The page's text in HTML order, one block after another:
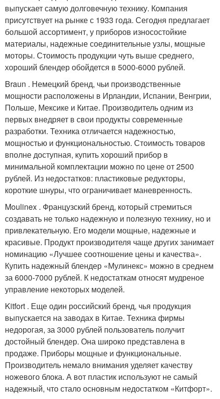
выпускает самую долговечную технику. Компания
присутствует на рынке с 1933 года. Сегодня предлагает
большой ассортимент, у приборов износостойкие
материалы, надежные соединительные узлы, мощные
моторы. Стоимость продукции чуть выше среднего,
хороший блендер обойдется в 5000-6000 рублей.
Braun . Немецкий бренд, чьи производственные
мощности расположены в Ирландии, Испании, Венгрии,
Польше, Мексике и Китае. Производитель одним из
первых внедряет в свои продукты современные
разработки. Техника отличается надежностью,
мощностью и функциональностью. Стоимость товаров
вполне доступная, купить хороший прибор в
минимальной комплектации можно по цене от 2500
рублей. Из недостатков: пластиковые редукторы,
короткие шнуры, что ограничивает маневренность.
Moulinex . Французский бренд, который стремиться
создавать не только надежную и полезную технику, но и
привлекательную. Его модели мощные, надежные и
красивые. Продукт производителя чаще других занимает
номинацию «Лучшее соотношение цены и качества».
Купить надежный блендер «Мулинекс» можно в среднем
за 6000-7000 рублей. К недостаткам относят мудреное
управление некоторых моделей.
Kitfort . Еще один российский бренд, чья продукция
выпускается на заводах в Китае. Техника фирмы
недорогая, за 3000 рублей пользователь получит
достойный блендер. Она широко представлена в
продаже. Приборы мощные и функциональные.
Производитель немало внимания уделяет качеству
ножевого блока. А вот пластик используют не самый
надежный, что стало основным недостатком «Китфорт».